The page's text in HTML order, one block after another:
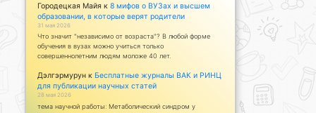
Городецкая Майя к 8 мифов о ВУЗах и высшем
образовании, в которые верят родители
31 мая 2026
Что значит "независимо от возраста"? В любой форме
обучения в вузах можно учиться только
совершеннолетним людям моложе 40 лет.
Дэлгэрмурун к Бесплатные журналы ВАК и РИНЦ
для публикации научных статей
28 мая 2026
тема научной работы: Метаболический синдром у